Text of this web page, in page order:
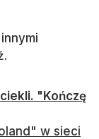
"Kończę
w sieci